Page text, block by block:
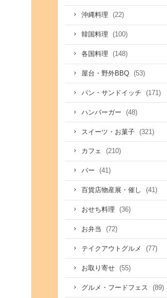
沖縄料理 (22)
韓国料理 (100)
各国料理 (148)
屋台・野外BBQ (53)
パン・サンドイッチ (171)
ハンバーガー (48)
スイーツ・お菓子 (321)
カフェ (210)
バー (41)
百貨店物産展・催し (41)
おせち料理 (36)
お弁当 (72)
テイクアウトグルメ (77)
お取り寄せ (55)
グルメ・フードフェス (89)